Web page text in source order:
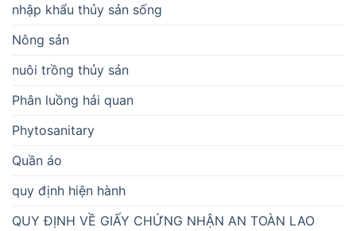
nhập khẩu thủy sản sống
Nông sản
nuôi trồng thủy sản
Phân luồng hải quan
Phytosanitary
Quần áo
quy định hiện hành
QUY ĐỊNH VỀ GIẤY CHỨNG NHẬN AN TOÀN LAO